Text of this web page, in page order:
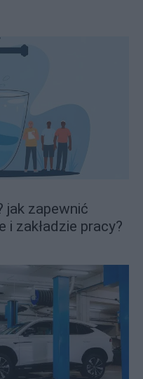
jak zapewnić
zakładzie pracy?